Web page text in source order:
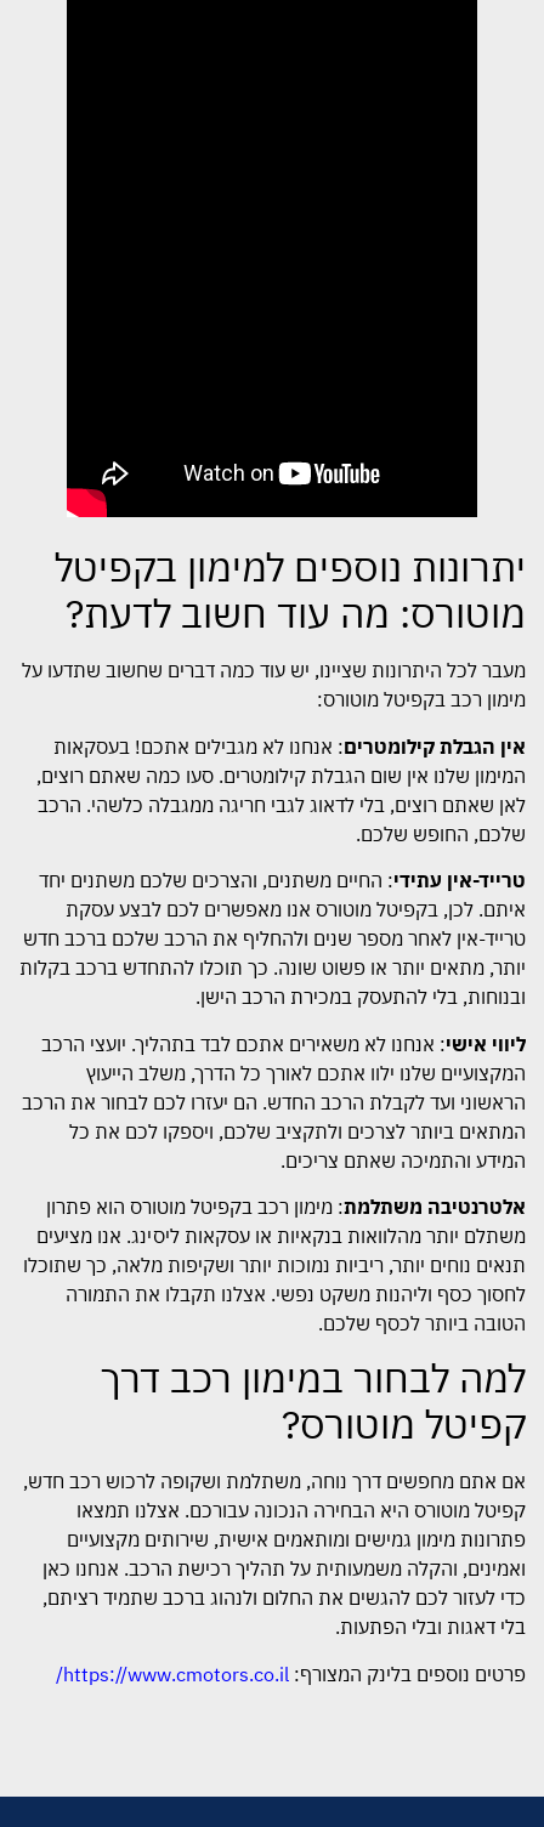
יתרונות נוספים למימון בקפיטל
מוטורס: מה עוד חשוב לדעת?
מעבר לכל היתרונות שציינו, יש עוד כמה דברים שחשוב שתדעו על
מימון רכב בקפיטל מוטורס:
אין הגבלת קילומטרים: אנחנו לא מגבילים אתכם! בעסקאות
המימון שלנו אין שום הגבלת קילומטרים. סעו כמה שאתם רוצים,
לאן שאתם רוצים, בלי לדאוג לגבי חריגה ממגבלה כלשהי. הרכב
שלכם, החופש שלכם.
טרייד-אין עתידי: החיים משתנים, והצרכים שלכם משתנים יחד
איתם. לכן, בקפיטל מוטורס אנו מאפשרים לכם לבצע עסקת
טרייד-אין לאחר מספר שנים ולהחליף את הרכב שלכם ברכב חדש
יותר, מתאים יותר או פשוט שונה. כך תוכלו להתחדש ברכב בקלות
ובנוחות, בלי להתעסק במכירת הרכב הישן.
ליווי אישי: אנחנו לא משאירים אתכם לבד בתהליך. יועצי הרכב
המקצועיים שלנו ילוו אתכם לאורך כל הדרך, משלב הייעוץ
הראשוני ועד לקבלת הרכב החדש. הם יעזרו לכם לבחור את הרכב
המתאים ביותר לצרכים ולתקציב שלכם, ויספקו לכם את כל
המידע והתמיכה שאתם צריכים.
אלטרנטיבה משתלמת: מימון רכב בקפיטל מוטורס הוא פתרון
משתלם יותר מהלוואות בנקאיות או עסקאות ליסינג. אנו מציעים
תנאים נוחים יותר, ריביות נמוכות יותר ושקיפות מלאה, כך שתוכלו
לחסוך כסף וליהנות משקט נפשי. אצלנו תקבלו את התמורה
הטובה ביותר לכסף שלכם.
למה לבחור במימון רכב דרך
קפיטל מוטורס?
אם אתם מחפשים דרך נוחה, משתלמת ושקופה לרכוש רכב חדש,
קפיטל מוטורס היא הבחירה הנכונה עבורכם. אצלנו תמצאו
פתרונות מימון גמישים ומותאמים אישית, שירותים מקצועיים
ואמינים, והקלה משמעותית על תהליך רכישת הרכב. אנחנו כאן
כדי לעזור לכם להגשים את החלום ולנהוג ברכב שתמיד רציתם,
בלי דאגות ובלי הפתעות.
פרטים נוספים בלינק המצורף: https://www.cmotors.co.il/